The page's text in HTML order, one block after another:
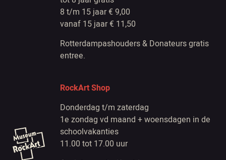
8 t/m 15 jaar € 9,00
vanaf 15 jaar € 11,50
Rotterdampashouders & Donateurs gratis
entree.
RockArt Shop
Donderdag t/m zaterdag
1e zondag vd maand + woensdagen in de
schoolvakanties
11.00 tot 17.00 uur